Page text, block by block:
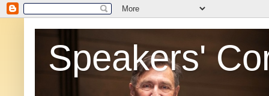
Speakers'